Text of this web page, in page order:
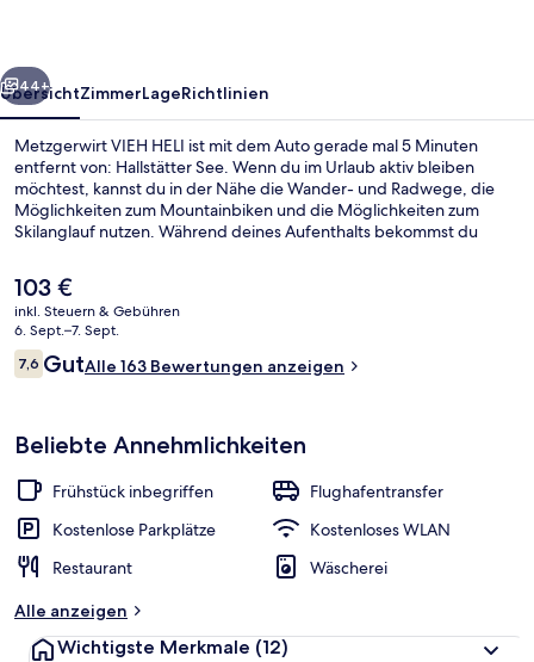
Weiter
44+
ÜbersichtZimmerLageRichtlinien
Metzgerwirt VIEH HELI ist mit dem Auto gerade mal 5 Minuten
entfernt von: Hallstätter See. Wenn du im Urlaub aktiv bleiben
möchtest, kannst du in der Nähe die Wander- und Radwege, die
Möglichkeiten zum Mountainbiken und die Möglichkeiten zum
Skilanglauf nutzen. Während deines Aufenthalts bekommst du
11:00 Uhr großes Frühstück. Weitere Highlights sind eine Terrasse
und ein Garten.
Der
aktuelle
Preis
beträgt
103 €.
103 €
inkl. Steuern & Gebühren
6. Sept.–7. Sept.
Bewertungen
7,67,6 von 10.
GutAlle 163 Bewertungen anzeigen
Beliebte Annehmlichkeiten
Frühstück inbegriffen
Flughafentransfer
Kostenlose Parkplätze
Kostenloses WLAN
Restaurant
Wäscherei
Alle anzeigen
Wichtigste Merkmale (12)